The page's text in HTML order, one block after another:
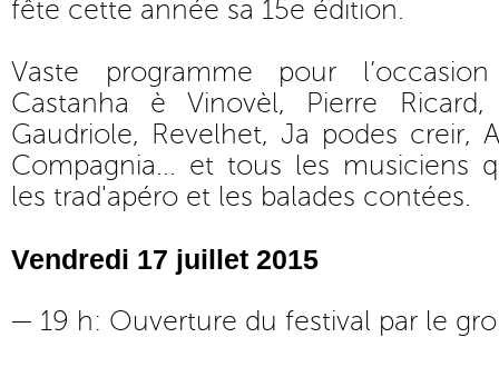
fête cette année sa 15e édition.
Vaste programme pour
Castanha è Vinovèl, Pierre
Gaudriole, Revelhet, Ja podes creir,
Compagnia... et tous les musiciens
les trad'apéro et les balades contées.
Vendredi 17 juillet 2015
— 19 h: Ouverture du festival par le